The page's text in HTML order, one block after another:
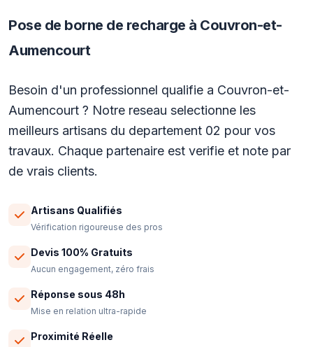
Pose de borne de recharge à Couvron-et-
Aumencourt
Besoin d'un professionnel qualifie a Couvron-et-
Aumencourt ? Notre reseau selectionne les
meilleurs artisans du departement 02 pour vos
travaux. Chaque partenaire est verifie et note par
de vrais clients.
Artisans Qualifiés
Vérification rigoureuse des pros
Devis 100% Gratuits
Aucun engagement, zéro frais
Réponse sous 48h
Mise en relation ultra-rapide
Proximité Réelle